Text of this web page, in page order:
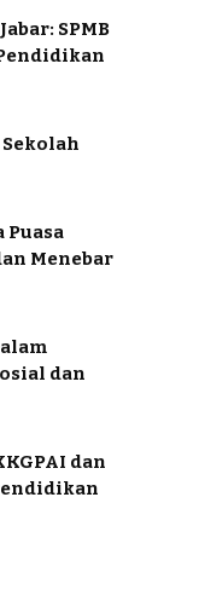
SPMB
Puasa
Menebar
dan
dan